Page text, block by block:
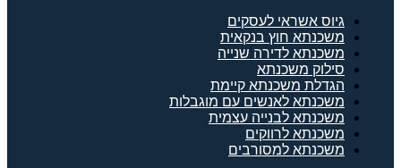
גיוס אשראי לעסקים
משכנתא חוץ בנקאית
משכנתא לדירה שנייה
סילוק משכנתא
הגדלת משכנתא קיימת
משכנתא לאנשים עם מוגבלות
משכנתא לבנייה עצמית
משכנתא לרווקים
משכנתא למסורבים